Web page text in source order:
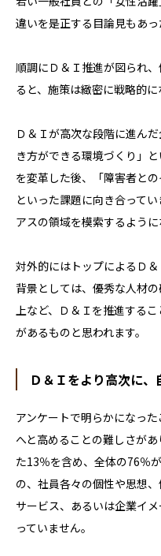
違いを是正する目論見もあっ
順調にＤ＆Ｉ推進が図られ
ると、施策は緻密に戦略的に
Ｄ＆Ｉが高次な段階に進ん
き方ができる環境づくり」
を変革した後、「障害者と
といった課題に向き合って
アスの領域を模索するように
対外的にはトップによるＤ＆
背景としては、優秀な人材
上など、Ｄ＆Ｉを推進する
があるものと思われます。
Ｄ＆Ｉをより高次に
アンケートで明らかになっ
へと高めることの難しさが
た13％を含め、全体の76％
の、社員各々の個性や思想
サービス、あるいは企業イ
っていません。